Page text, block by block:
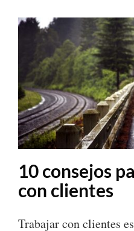
10 consejos
con clientes
Trabajar con clientes